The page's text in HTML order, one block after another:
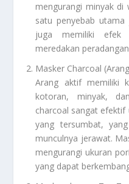
mengurangi minyak di
satu penyebab
juga memiliki efek
meredakan
Masker Charcoal
Arang aktif memiliki
kotoran, minyak,
charcoal sangat
yang tersumbat,
munculnya jerawat.
mengurangi ukuran
yang dapat